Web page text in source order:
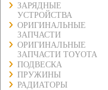
ЗАРЯДНЫЕ
УСТРОЙСТВА
ОРИГИНАЛЬНЫЕ
ЗАПЧАСТИ
ОРИГИНАЛЬНЫЕ
ЗАПЧАСТИ TOYOTA
ПОДВЕСКА
ПРУЖИНЫ
РАДИАТОРЫ